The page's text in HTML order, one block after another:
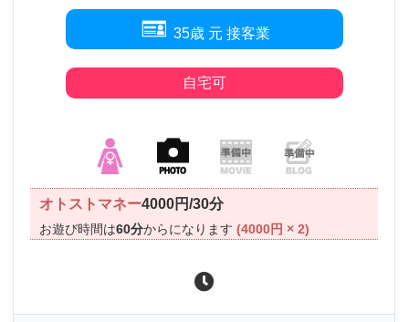
35歳 元 接客業
自宅可
オトストマネー4000円/30分
お遊び時間は60分からになります(4000円 × 2)